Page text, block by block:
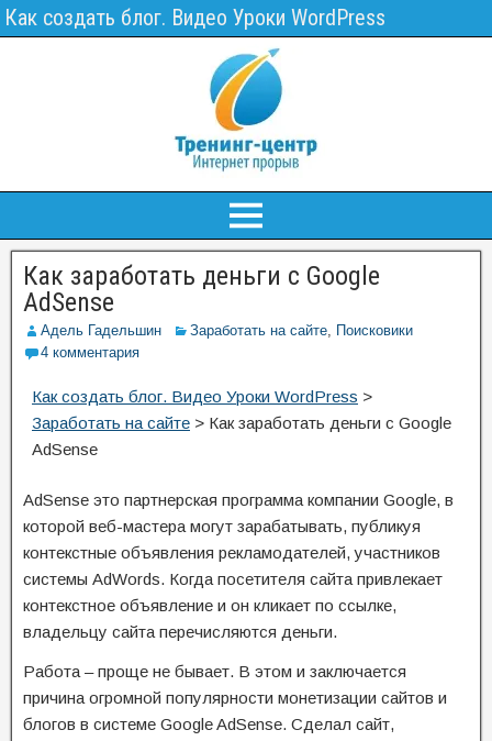
Как создать блог. Видео Уроки WordPress
Как заработать деньги с Google
AdSense
Адель Гадельшин Заработать на сайте, Поисковики
4 комментария
Как создать блог. Видео Уроки WordPress >
Заработать на сайте > Как заработать деньги с Google
AdSense
AdSense это партнерская программа компании Google, в
которой веб-мастера могут зарабатывать, публикуя
контекстные объявления рекламодателей, участников
системы AdWords. Когда посетителя сайта привлекает
контекстное объявление и он кликает по ссылке,
владельцу сайта перечисляются деньги.
Работа – проще не бывает. В этом и заключается
причина огромной популярности монетизации сайтов и
блогов в системе Google AdSense. Сделал сайт,